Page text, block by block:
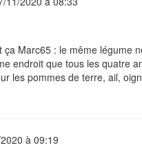
ça Marc65 : le même légume
endroit que tous les quatre
les pommes de terre, ail,
à 09:19